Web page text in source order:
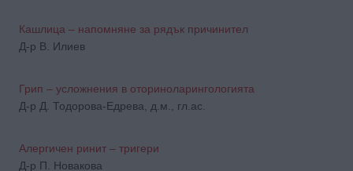
Кашлица – напомняне за рядък причинител
Д-р В. Илиев
Грип – усложнения в оториноларингологията
Д-р Д. Тодорова-Едрева, д.м., гл.ас.
Алергичен ринит – тригери
Д-р П. Новакова